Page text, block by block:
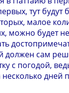
тут будут
малое
можно будет
должен сам
с погодой,
несколько дней